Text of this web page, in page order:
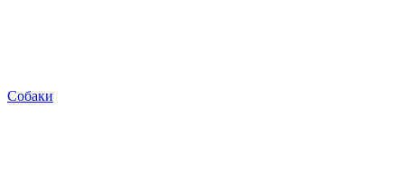
Собаки